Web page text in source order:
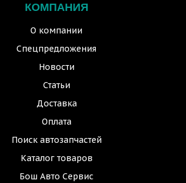
КОМПАНИЯ
О компании
Спецпредложения
Новости
Статьи
Доставка
Оплата
Поиск автозапчастей
Каталог товаров
Бош Авто Сервис